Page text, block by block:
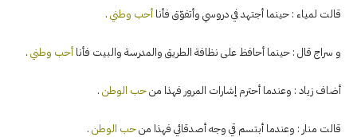
قالت لمياء : حينما أجتهد في دروسي وأتفوّق فأنا أحب وطني .
و سراج قال : حينما أحافظ على نظافة الطريق والمدرسة والبيت فأنا أحب وطني .
أضاف زياد : وعندما أحترم إشارات المرور فهذا منحب الوطن .
قالت منار : وعندما أبتسم قي وجه أصدقائي فهذا منحب الوطن .